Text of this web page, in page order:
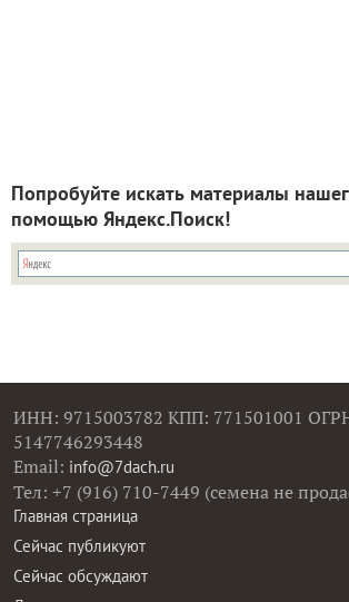
Попробуйте искать материалы
помощью Яндекс.Поиск!
ИНН: 9715003782 КПП: 771501001
5147746293448
Email: info@7dach.ru
Тел: +7 (916) 710-7449 (семена не
Главная страница
Сейчас публикуют
Сейчас обсуждают